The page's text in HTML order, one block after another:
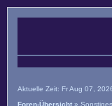
Aktuelle Zeit: Fr Aug 07,
Foren-Übersicht » Sonstiges